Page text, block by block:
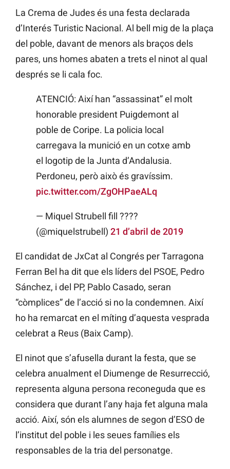
La Crema de Judes és una festa declarada
d’Interés Turistic Nacional. Al bell mig de la plaça
del poble, davant de menors als braços dels
pares, uns homes abaten a trets el ninot al qual
després se li cala foc.
ATENCIÓ: Així han “assassinat” el molt
honorable president Puigdemont al
poble de Coripe. La policia local
carregava la munició en un cotxe amb
el logotip de la Junta d’Andalusia.
Perdoneu, però això és gravíssim.
pic.twitter.com/ZgOHPaeALq
— Miquel Strubell fill ????
(@miquelstrubell) 21 d’abril de 2019
El candidat de JxCat al Congrés per Tarragona
Ferran Bel ha dit que els líders del PSOE, Pedro
Sánchez, i del PP, Pablo Casado, seran
“còmplices” de l’acció si no la condemnen. Així
ho ha remarcat en el míting d’aquesta vesprada
celebrat a Reus (Baix Camp).
El ninot que s’afusella durant la festa, que se
celebra anualment el Diumenge de Resurrecció,
representa alguna persona reconeguda que es
considera que durant l’any haja fet alguna mala
acció. Així, són els alumnes de segon d’ESO de
l’institut del poble i les seues famílies els
responsables de la tria del personatge.